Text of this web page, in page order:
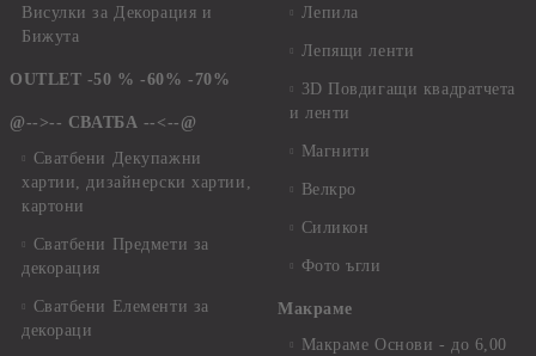
Висулки за Декорация и
Бижута
OUTLET -50 % -60% -70%
@-->-- СВАТБА --<--@
Сватбени Декупажни
хартии, дизайнерски хартии,
картони
Сватбени Предмети за
декорация
Сватбени Елементи за
декораци
Лепила
Лепящи ленти
3D Повдигащи квадратчета
и ленти
Магнити
Велкро
Силикон
Фото ъгли
Макраме
Макраме Основи - до 6,00